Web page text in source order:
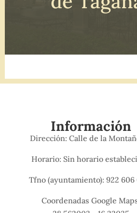
Información
Dirección: Calle de la
Horario: Sin horario
Tfno (ayuntamiento): 922 606
Coordenadas Google